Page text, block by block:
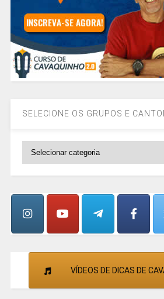
SELECIONE OS GRUPOS E
CANTORES
VÍDEOS DE DICAS DE